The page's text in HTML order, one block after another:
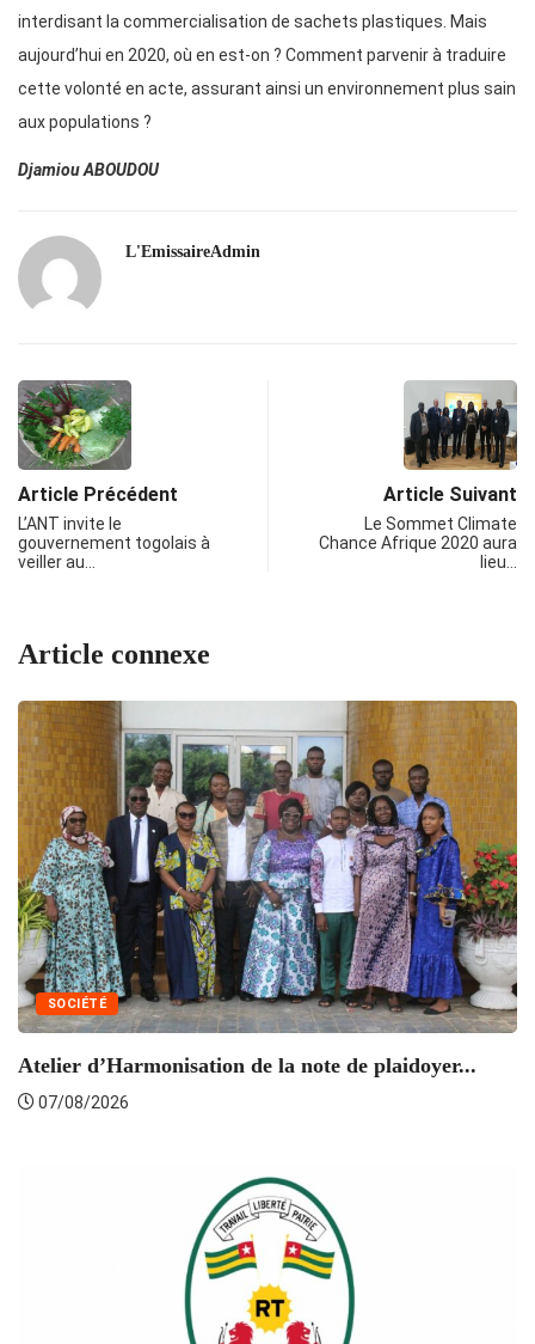
interdisant la commercialisation de sachets plastiques. Mais
aujourd’hui en 2020, où en est-on ? Comment parvenir à traduire
cette volonté en acte, assurant ainsi un environnement plus sain
aux populations ?
Djamiou ABOUDOU
L'EmissaireAdmin
Article Précédent
L’ANT invite le
gouvernement togolais à
veiller au…
Article Suivant
Le Sommet Climate
Chance Afrique 2020 aura
lieu…
Article connexe
SOCIÉTÉ
Atelier d’Harmonisation de la note de plaidoyer...
07/08/2026